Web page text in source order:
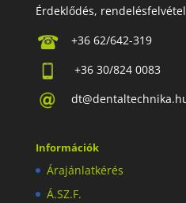
Érdeklődés,
+36 62/642-319
+36 30/824 0083
Információk
Árajánlatkérés
Á.SZ.F.